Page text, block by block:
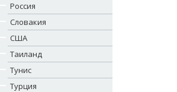
Россия
Словакия
США
Таиланд
Тунис
Турция